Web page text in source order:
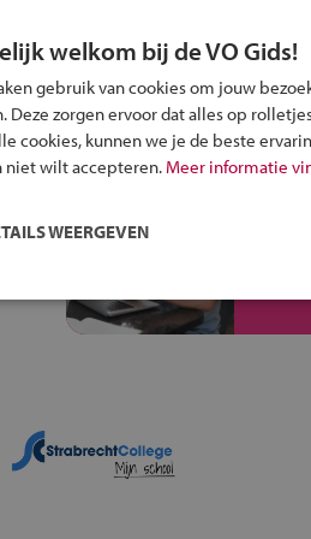
past bij jou?
Alle
welkom bij de VO Gids!
gebruik van cookies om jouw
Deze zorgen ervoor dat alles op
cookies, kunnen we je de beste
niet wilt accepteren. Meer informatie
WEERGEVEN